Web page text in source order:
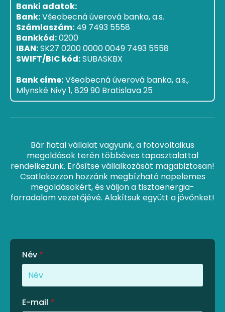
Banki adatok:
Bank:Všeobecná úverová banka, a.s.
Számlaszám: 49 7493 5558
Bankkód:0200
IBAN:SK27 0200 0000 0049 7493 5558
SWIFT/BIC kód:SUBASKBX
Bank címe:Všeobecná úverová banka, a.s.,
Mlynské Nivy 1, 829 90 Bratislava 25
Bár fiatal vállalat vagyunk, a fotovoltaikus
megoldások terén többéves tapasztalattal
rendelkezünk. Erősítse vállalkozását magabiztosan!
Csatlakozzon hozzánk megbízható napelemes
megoldásokért, és váljon a tisztaenergia-
forradalom vezetőjévé. Alakítsuk együtt a jövőnket!
Név *
E-mail *